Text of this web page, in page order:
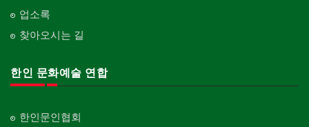
업소록
찾아오시는 길
한인 문화예술 연합
한인문인협회